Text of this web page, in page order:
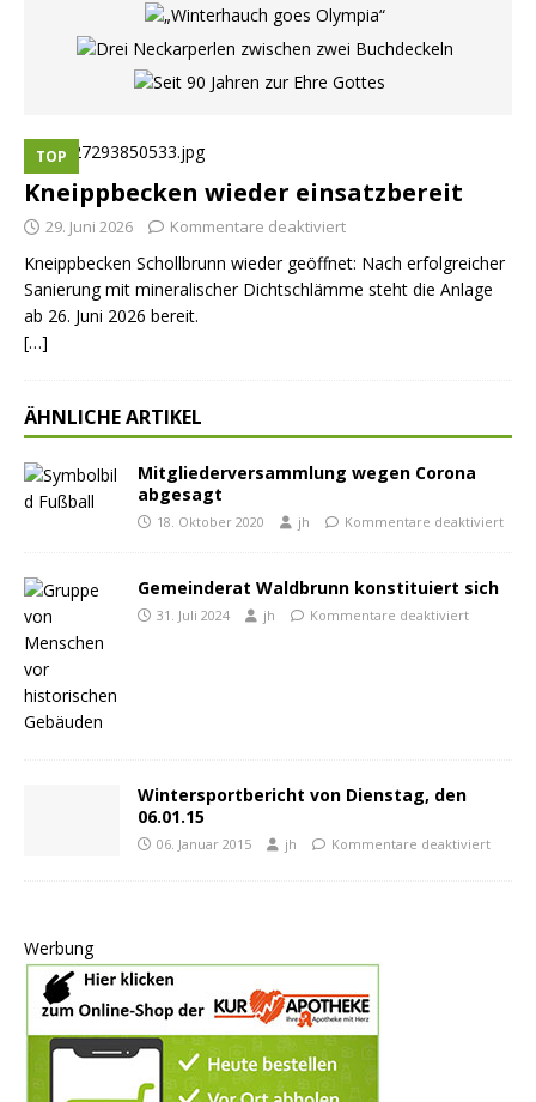
TOP
Kneippbecken wieder einsatzbereit
29. Juni 2026 Kommentare deaktiviert
Kneippbecken Schollbrunn wieder geöffnet: Nach erfolgreicher
Sanierung mit mineralischer Dichtschlämme steht die Anlage
ab 26. Juni 2026 bereit.
[…]
ÄHNLICHE ARTIKEL
Mitgliederversammlung wegen Corona
abgesagt
18. Oktober 2020 jh Kommentare deaktiviert
Gemeinderat Waldbrunn konstituiert sich
31. Juli 2024 jh Kommentare deaktiviert
Wintersportbericht von Dienstag, den
06.01.15
06. Januar 2015 jh Kommentare deaktiviert
Werbung